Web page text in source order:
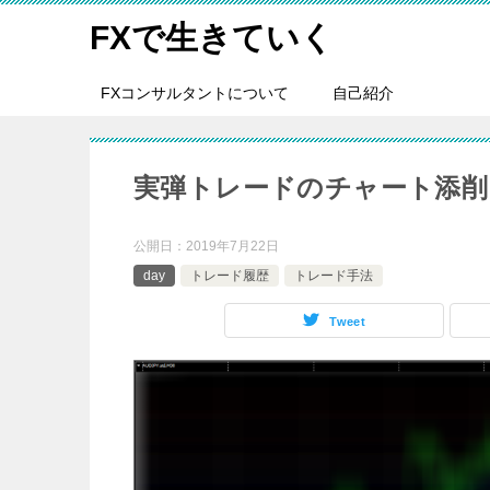
FXで生きていく
FXコンサルタントについて 自己紹介
実弾トレードのチャート添削
公開日： 2019年7月22日
day
トレード履歴 トレード手法
Tweet